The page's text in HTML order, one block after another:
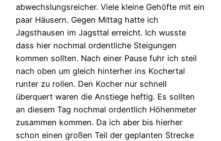
abwechslungsreicher. Viele kleine Gehöfte mit ein
paar Häusern. Gegen Mittag hatte ich
Jagsthausen im Jagsttal erreicht. Ich wusste
dass hier nochmal ordentliche Steigungen
kommen sollten. Nach einer Pause fuhr ich steil
nach oben um gleich hinterher ins Kochertal
runter zu rollen. Den Kocher nur schnell
überquert waren die Anstiege heftig. Es sollten
an diesem Tag nochmal ordentlich Höhenmeter
zusammen kommen. Da ich aber bis hierher
schon einen großen Teil der geplanten Strecke